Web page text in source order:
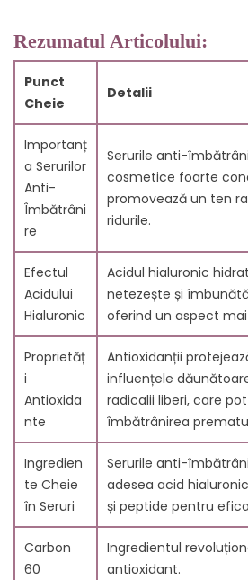
Fortuna Serum
8. Mărturii ale utilizatorilor:
bun ser iluminator
9. Întrebări Frecvente
9.2. Cum funcționează cel mai
îmbătrânire?
9.3. Ce ingrediente conține un
eficient?
9.4. Cum trebuie aplicat cel mai
9.5. Când ar trebui să începi să
îmbătrânire?
9.6. Poate fi folosit cel mai bun
pentru toate tipurile de piele?
9.7. Cât timp durează până se
mai bun ser anti-îmbătrânire?
9.8. Poate fi combinat cel mai
îmbătrânire cu alte produse de
9.9. Există efecte secundare
ser anti-îmbătrânire?
9.10. Unde se poate cumpăra
îmbătrânire?
Rezumatul Articolului:
Punct
Cheie
Detalii
Importanț
a Serurilor
Anti-
Îmbătrâni
re
Serurile anti-
cosmetice foarte
promovează un ten
ridurile.
Efectul
Acidului
Hialuronic
Acidul hialuronic
netezește și
oferind un aspect
Proprietăț
i
Antioxida
nte
Antioxidanții
influențele
radicalii liberi, care
îmbătrânirea
Ingredien
te Cheie
în Seruri
Serurile anti-
adesea acid
și peptide pentru
Carbon
60
Ingredientul
antioxidant.